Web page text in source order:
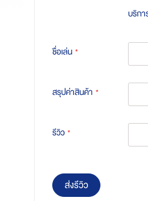
บริกา
ชื่อเล่น
สรุปค่าสินค้า
รีวิว
ส่งรีวิว